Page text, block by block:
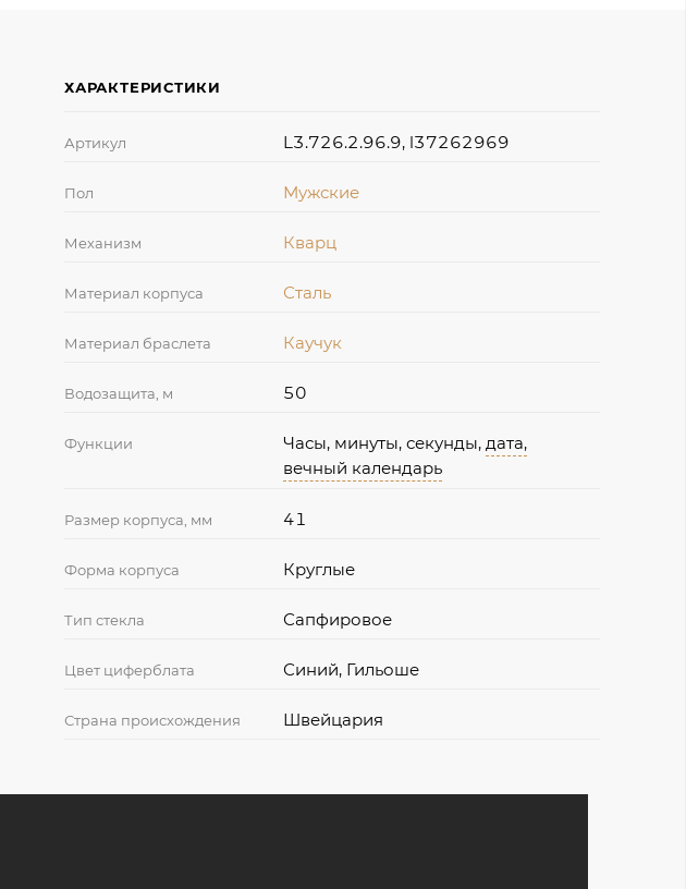
ХАРАКТЕРИСТИКИ
Артикул L3.726.2.96.9, l37262969
Пол Мужские
Механизм Кварц
Материал корпуса Сталь
Материал браслета Каучук
Водозащита, м 50
Функции Часы, минуты, секунды, дата,
вечный календарь
Размер корпуса, мм 41
Форма корпуса Круглые
Тип стекла Сапфировое
Цвет циферблата Синий, Гильоше
Страна происхождения Швейцария